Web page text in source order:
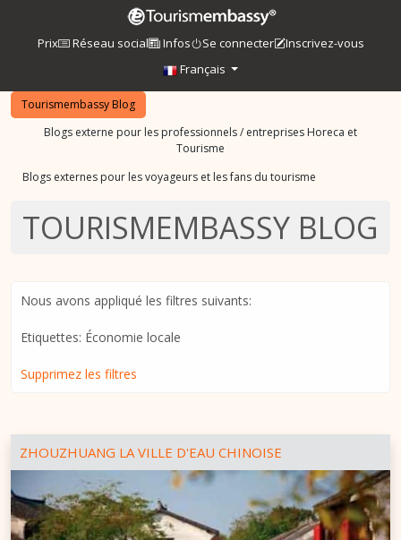
Prix Réseau social Infos Se connecter
Inscrivez-vous
Français
Tourismembassy Blog
Blogs externe pour les professionnels / entreprises Horeca et
Tourisme
Blogs externes pour les voyageurs et les fans du tourisme
TOURISMEMBASSY BLOG
Nous avons appliqué les filtres suivants:
Etiquettes: Économie locale
Supprimez les filtres
ZHOUZHUANG LA VILLE D'EAU CHINOISE